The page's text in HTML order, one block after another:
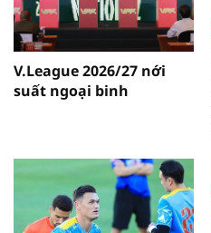
V.League 2026/27 nới
suất ngoại binh